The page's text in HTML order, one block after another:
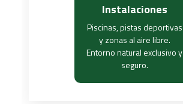
Instalaciones
Piscinas, pistas deportivas
y zonas al aire libre.
Entorno natural exclusivo y
seguro.